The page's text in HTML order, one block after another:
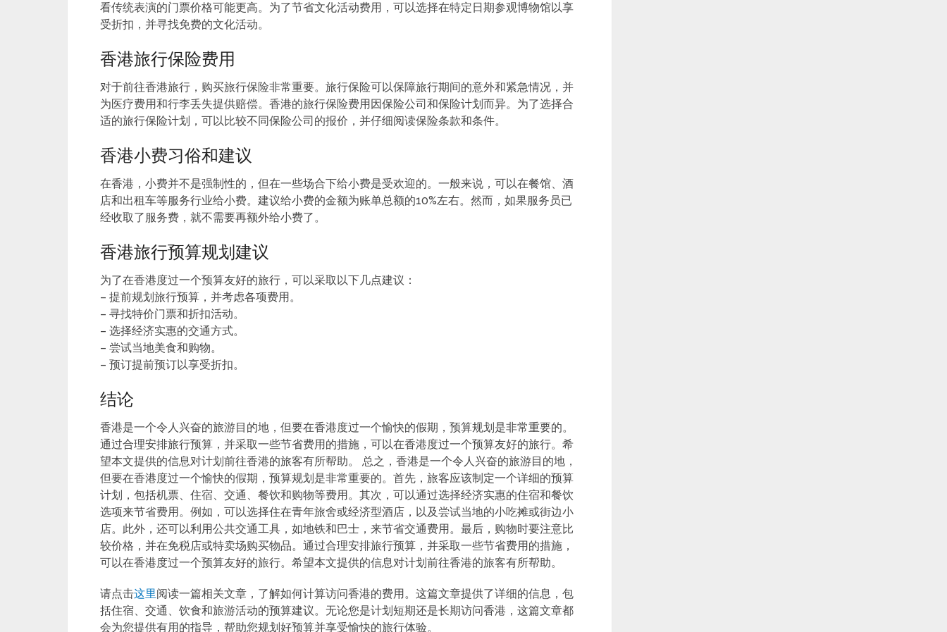
看传统表演的门票价格可能更高。为了节省文化活动费用，可以选择在特定日期参观博物馆以享
受折扣，并寻找免费的文化活动。
香港旅行保险费用
对于前往香港旅行，购买旅行保险非常重要。旅行保险可以保障旅行期间的意外和紧急情况，并
为医疗费用和行李丢失提供赔偿。香港的旅行保险费用因保险公司和保险计划而异。为了选择合
适的旅行保险计划，可以比较不同保险公司的报价，并仔细阅读保险条款和条件。
香港小费习俗和建议
在香港，小费并不是强制性的，但在一些场合下给小费是受欢迎的。一般来说，可以在餐馆、酒
店和出租车等服务行业给小费。建议给小费的金额为账单总额的10%左右。然而，如果服务员已
经收取了服务费，就不需要再额外给小费了。
香港旅行预算规划建议
为了在香港度过一个预算友好的旅行，可以采取以下几点建议：
– 提前规划旅行预算，并考虑各项费用。
– 寻找特价门票和折扣活动。
– 选择经济实惠的交通方式。
– 尝试当地美食和购物。
– 预订提前预订以享受折扣。
结论
香港是一个令人兴奋的旅游目的地，但要在香港度过一个愉快的假期，预算规划是非常重要的。
通过合理安排旅行预算，并采取一些节省费用的措施，可以在香港度过一个预算友好的旅行。希
望本文提供的信息对计划前往香港的旅客有所帮助。 总之，香港是一个令人兴奋的旅游目的地，
但要在香港度过一个愉快的假期，预算规划是非常重要的。首先，旅客应该制定一个详细的预算
计划，包括机票、住宿、交通、餐饮和购物等费用。其次，可以通过选择经济实惠的住宿和餐饮
选项来节省费用。例如，可以选择住在青年旅舍或经济型酒店，以及尝试当地的小吃摊或街边小
店。此外，还可以利用公共交通工具，如地铁和巴士，来节省交通费用。最后，购物时要注意比
较价格，并在免税店或特卖场购买物品。通过合理安排旅行预算，并采取一些节省费用的措施，
可以在香港度过一个预算友好的旅行。希望本文提供的信息对计划前往香港的旅客有所帮助。
请点击这里阅读一篇相关文章，了解如何计算访问香港的费用。这篇文章提供了详细的信息，包
括住宿、交通、饮食和旅游活动的预算建议。无论您是计划短期还是长期访问香港，这篇文章都
会为您提供有用的指导，帮助您规划好预算并享受愉快的旅行体验。